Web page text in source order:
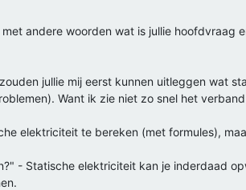
andere woorden wat is jullie hoofdvraag
jullie mij eerst kunnen uitleggen wat
Want ik zie niet zo snel het
elektriciteit te bereken (met formules),
- Statische elektriciteit kan je inderdaad